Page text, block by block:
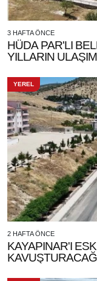
3 HAFTA ÖNCE
HÜDA PAR'LI
YILLARIN
YEREL
2 HAFTA ÖNCE
KAYAPINAR'I